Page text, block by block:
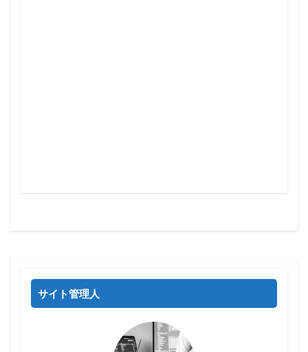
サイト管理人